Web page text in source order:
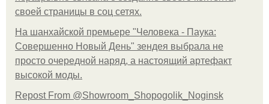
своей страницы в соц сетях.
На шанхайской премьере "Человека - Паука:
Совершенно Новый День" зендея выбрала не
просто очередной наряд, а настоящий артефакт
высокой моды.
Repost From @Showroom_Shopogolik_Noginsk